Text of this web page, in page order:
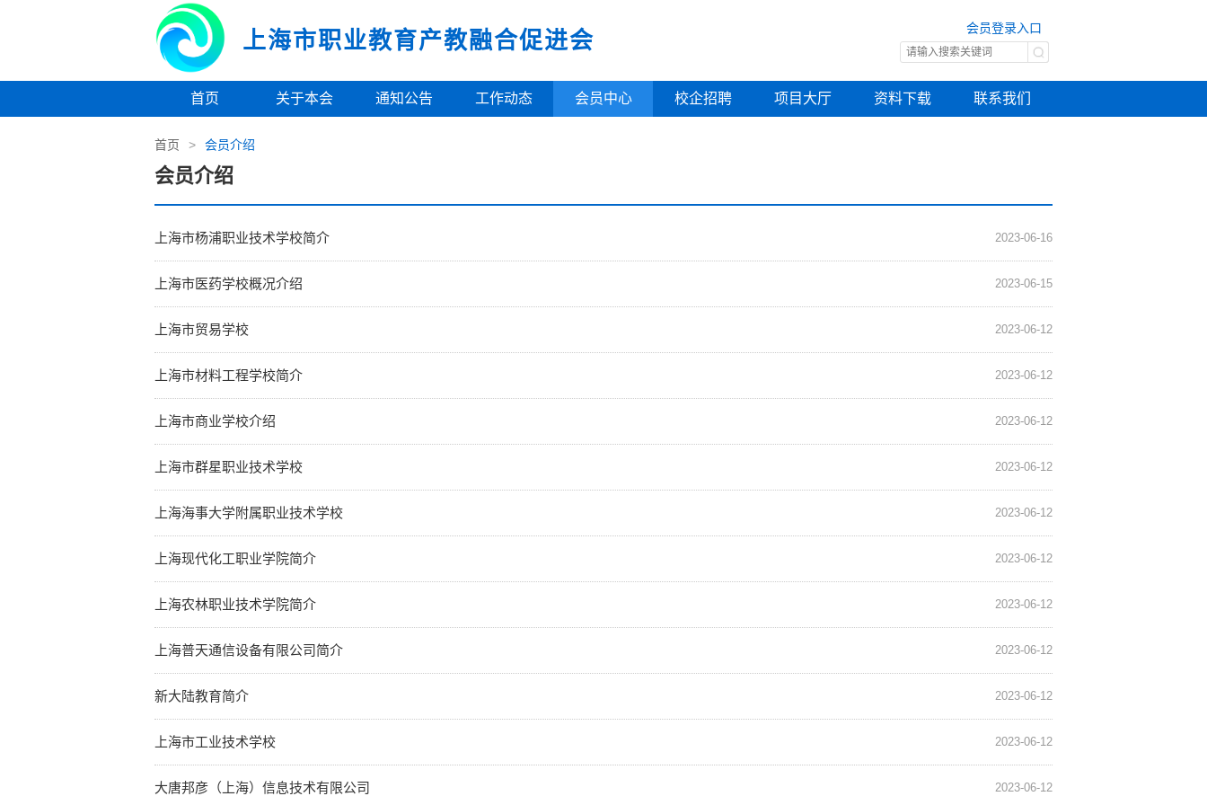
上海市职业教育产教融合促进会 会员登录入口
首页 关于本会 通知公告 工作动态 会员中心 校企招聘 项目大厅 资料下载 联系我们
首页 > 会员介绍
会员介绍
上海市杨浦职业技术学校简介 2023-06-16
上海市医药学校概况介绍 2023-06-15
上海市贸易学校 2023-06-12
上海市材料工程学校简介 2023-06-12
上海市商业学校介绍 2023-06-12
上海市群星职业技术学校 2023-06-12
上海海事大学附属职业技术学校 2023-06-12
上海现代化工职业学院简介 2023-06-12
上海农林职业技术学院简介 2023-06-12
上海普天通信设备有限公司简介 2023-06-12
新大陆教育简介 2023-06-12
上海市工业技术学校 2023-06-12
大唐邦彦（上海）信息技术有限公司 2023-06-12